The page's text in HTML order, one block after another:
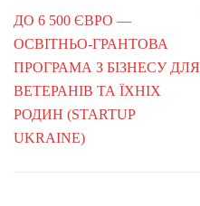
ДО 6 500 ЄВРО —
ОСВІТНЬО-ГРАНТОВА
ПРОГРАМА З БІЗНЕСУ ДЛЯ
ВЕТЕРАНІВ ТА ЇХНІХ
РОДИН (STARTUP
UKRAINE)